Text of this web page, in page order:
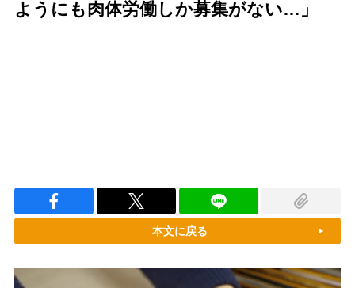
ようにも肉体労働しか募集がない…」
本文に戻る